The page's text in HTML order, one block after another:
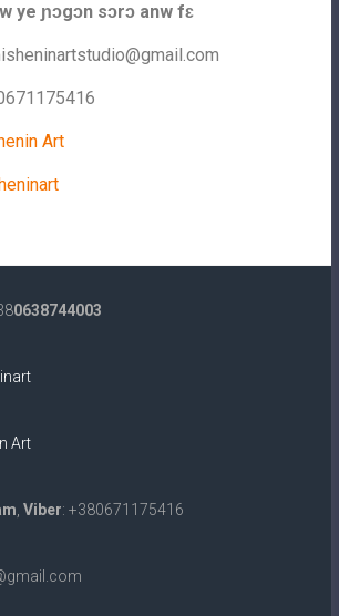
ye ɲɔgɔn sɔrɔ anw fɛ
Art
0638744003
Art
Viber: +380671175416